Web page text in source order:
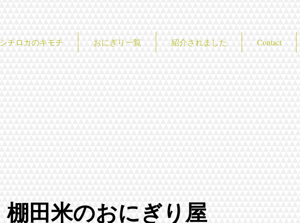
シチロカのキモチ おにぎり一覧 紹介されました Contact
棚田米のおにぎり屋